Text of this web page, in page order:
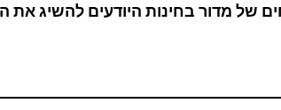
מדור בחינות היודעים להשיג את